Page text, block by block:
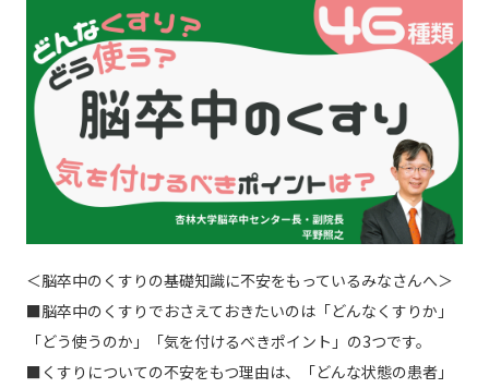
＜脳卒中のくすりの基礎知識に不安をもっているみなさんへ＞
■脳卒中のくすりでおさえておきたいのは「どんなくすりか」
「どう使うのか」「気を付けるべきポイント」の3つです。
■くすりについての不安をもつ理由は、「どんな状態の患者」